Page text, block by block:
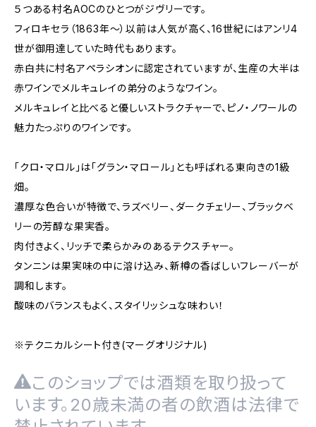
５つある村名AOCのひとつがジヴリーです。
フィロキセラ（1863年～）以前は人気が高く、16世紀にはアンリ4
世が御用達していた時代もあります。
赤白共に村名アペラシオンに認定されていますが、生産の大半は
赤ワインでメルキュレイの弟分のようなワイン。
メルキュレイと比べると優しいストラクチャーで、ピノ・ノワールの
魅力たっぷりのワインです。
「クロ・マロル」は「グラン・マロール」とも呼ばれる東向きの1級
畑。
濃厚な色合いが特徴で、ラズベリー、ダークチェリー、ブラックベ
リーの芳醇な果実香。
肉付きよく、リッチで柔らかみのあるテクスチャー。
タンニンは果実味の中に溶け込み、新樽の香ばしいフレーバーが
調和します。
酸味のバランスもよく、スタイリッシュな味わい！
※テクニカルシート付き(マーグオリジナル)
このショップでは酒類を取り扱って
います。20歳未満の者の飲酒は法律で